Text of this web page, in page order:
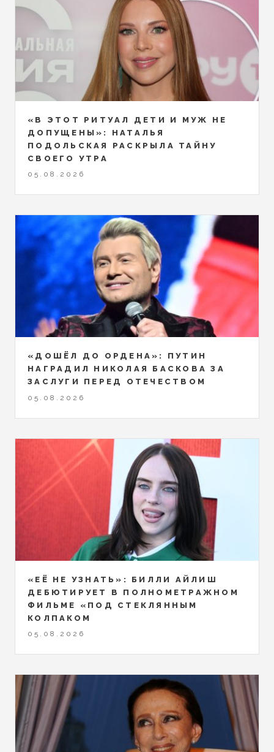
«В ЭТОТ РИТУАЛ ДЕТИ И МУЖ НЕ
ДОПУЩЕНЫ»: НАТАЛЬЯ
ПОДОЛЬСКАЯ РАСКРЫЛА ТАЙНУ
СВОЕГО УТРА
05.08.2026
«ДОШЁЛ ДО ОРДЕНА»: ПУТИН
НАГРАДИЛ НИКОЛАЯ БАСКОВА ЗА
ЗАСЛУГИ ПЕРЕД ОТЕЧЕСТВОМ
05.08.2026
«ЕЁ НЕ УЗНАТЬ»: БИЛЛИ АЙЛИШ
ДЕБЮТИРУЕТ В ПОЛНОМЕТРАЖНОМ
ФИЛЬМЕ «ПОД СТЕКЛЯННЫМ
КОЛПАКОМ
05.08.2026